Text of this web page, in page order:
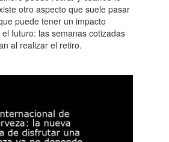
otro aspecto que suele pasar
puede tener un impacto
futuro: las semanas cotizadas
al realizar el retiro.